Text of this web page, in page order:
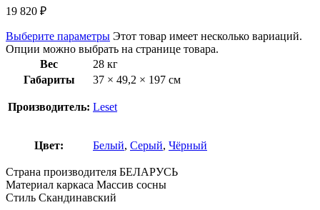
19 820 ₽
Выберите параметры Этот товар имеет несколько вариаций.
Опции можно выбрать на странице товара.
Вес
28 кг
Габариты
37 × 49,2 × 197 см
Производитель: Leset
Цвет: Белый, Серый, Чёрный
Страна производителя БЕЛАРУСЬ
Материал каркаса Массив сосны
Стиль Скандинавский